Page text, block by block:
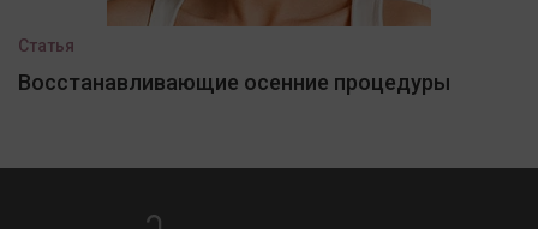
Статья
Восстанавливающие осенние процедуры